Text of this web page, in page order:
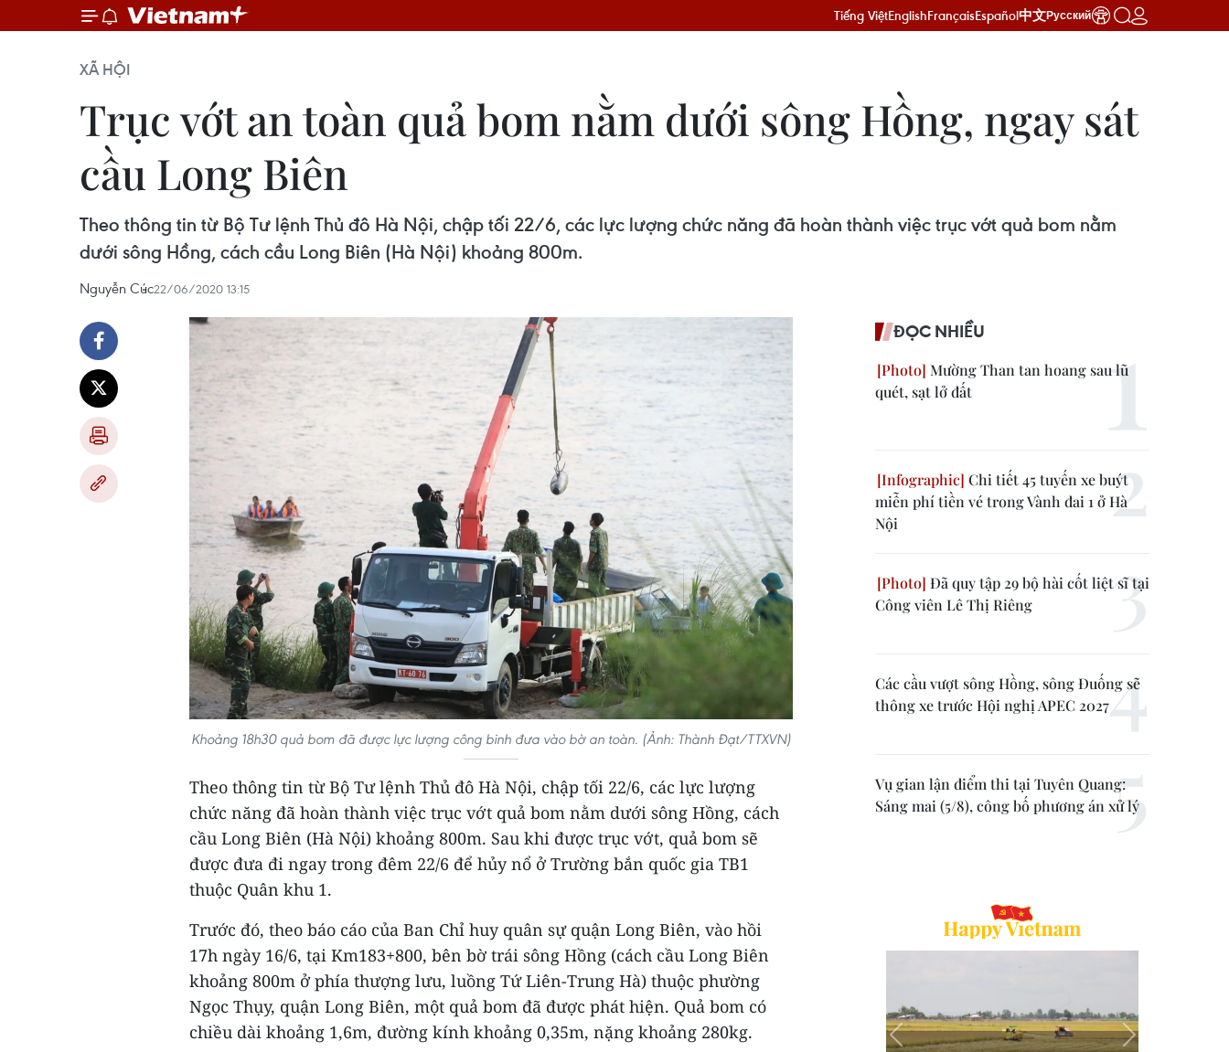
Tiếng ViệtEnglishFrançaisEspañol中文Русский
XÃ HỘI
Trục vớt an toàn quả bom nằm dưới sông Hồng, ngay sát
cầu Long Biên
Theo thông tin từ Bộ Tư lệnh Thủ đô Hà Nội, chập tối 22/6, các lực lượng chức năng đã hoàn thành việc trục vớt quả bom nằm
dưới sông Hồng, cách cầu Long Biên (Hà Nội) khoảng 800m.
Nguyễn Cúc22/06/2020 13:15
Khoảng 18h30 quả bom đã được lực lượng công binh đưa vào bờ an toàn. (Ảnh: Thành Đạt/TTXVN)
Theo thông tin từ Bộ Tư lệnh Thủ đô Hà Nội, chập tối 22/6, các lực lượng
chức năng đã hoàn thành việc trục vớt quả bom nằm dưới sông Hồng, cách
cầu Long Biên (Hà Nội) khoảng 800m. Sau khi được trục vớt, quả bom sẽ
được đưa đi ngay trong đêm 22/6 để hủy nổ ở Trường bắn quốc gia TB1
thuộc Quân khu 1.
Trước đó, theo báo cáo của Ban Chỉ huy quân sự quận Long Biên, vào hồi
17h ngày 16/6, tại Km183+800, bên bờ trái sông Hồng (cách cầu Long Biên
khoảng 800m ở phía thượng lưu, luồng Tứ Liên-Trung Hà) thuộc phường
Ngọc Thụy, quận Long Biên, một quả bom đã được phát hiện. Quả bom có
chiều dài khoảng 1,6m, đường kính khoảng 0,35m, nặng khoảng 280kg.
ĐỌC NHIỀU
Mường Than tan hoang sau lũ
quét, sạt lở đất
Chi tiết 45 tuyến xe buýt
miễn phí tiền vé trong Vành đai 1 ở Hà
Nội
Đã quy tập 29 bộ hài cốt liệt sĩ tại
Công viên Lê Thị Riêng
Các cầu vượt sông Hồng, sông Đuống sẽ
thông xe trước Hội nghị APEC 2027
Vụ gian lận điểm thi tại Tuyên Quang:
Sáng mai (5/8), công bố phương án xử lý